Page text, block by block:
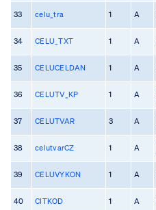
33 celu_tra 1 A
34 CELU_TXT 1 A
35 CELUCELDAN 1 A
36 CELUTV_KP 1 A
37 CELUTVAR 3 A
38 celutvarCZ 1 A
39 CELUVYKON 1 A
40 CITKOD 1 A